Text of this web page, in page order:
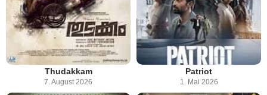
Thudakkam
7. August 2026
Patriot
1. Mai 2026